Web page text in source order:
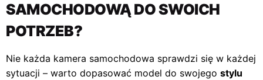
SAMOCHODOWĄ DO SWOICH
POTRZEB?
Nie każda kamera samochodowa sprawdzi się w każdej
sytuacji – warto dopasować model do swojego stylu